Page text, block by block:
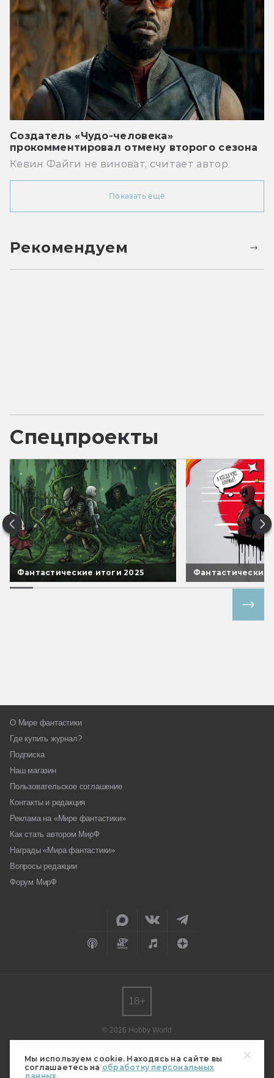
Мы используем cookie. Находясь на сайте вы
соглашаетесь на обработку персональных
данных.
Создатель «Чудо-человека»
прокомментировал отмену второго сезона
Кевин Файги не виноват, считает автор.
Показать ещё
Рекомендуем
Спецпроекты
Фантастические итоги 2025 Фантастические
О Мире фантастики
Где купить журнал?
Подписка
Наш магазин
Пользовательское соглашение
Контакты и редакция
Реклама на «Мире фантастики»
Как стать автором МирФ
Награды «Мира фантастики»
Вопросы редакции
Форум МирФ
© 2026 Hobby World
редакции.
Мнение авторов может не совпадать с мнением редакции.
18+